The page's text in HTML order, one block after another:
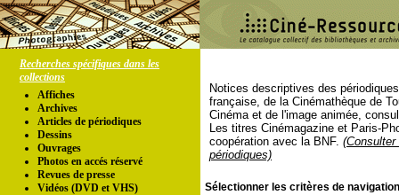
Recherches spécifiques dans les
collections
Affiches
Archives
Articles de périodiques
Dessins
Ouvrages
Photos en accés réservé
Revues de presse
Vidéos (DVD et VHS)
Notices descriptives des
française, de la Cinémathèque de
Cinéma et de l'image animée,
Les titres Cinémagazine et Paris-
coopération avec la BNF.
périodiques)
Sélectionner les critères de